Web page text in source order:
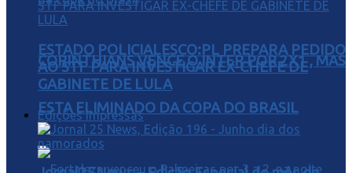
CORINTHIANS VENCE O INTER POR 2X1 , MAS
ESTA ELIMINADO DA COPA DO BRASIL
ESTADO POLICIALESCO:PL PREPARA PEDIDO
AO STF PARA INVESTIGAR EX-CHEFE DE
GABINETE DE LULA
Edições Impressas